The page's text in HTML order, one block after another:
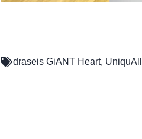
draseis GiANT Heart, UniquAll